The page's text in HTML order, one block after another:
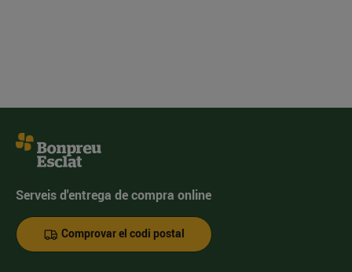
Serveis d'entrega de compra online
Comprovar el codi postal